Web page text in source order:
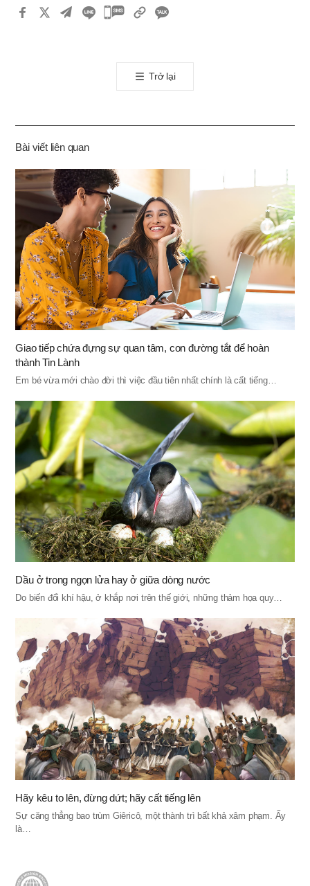
카
톡
공
기
Trở lại
Bài viết liên quan
Giao tiếp chứa đựng sự quan tâm, con đường tắt để hoàn
thành Tin Lành
Em bé vừa mới chào đời thì việc đầu tiên nhất chính là cất tiếng…
Dầu ở trong ngọn lửa hay ở giữa dòng nước
Do biến đổi khí hậu, ở khắp nơi trên thế giới, những thảm họa quy…
Hãy kêu to lên, đừng dứt; hãy cất tiếng lên
Sự căng thẳng bao trùm Giêricô, một thành trì bất khả xâm phạm. Ấy
là…